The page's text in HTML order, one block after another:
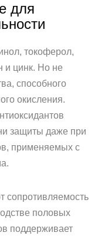
для
токоферол,
и цинк. Но не
способного
окисления.
защиты даже при
применяемых с
сопротивляемость
половых
поддерживает